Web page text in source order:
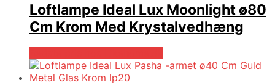
Loftlampe Ideal Lux Moonlight ø80
Cm Krom Med Krystalvedhæng